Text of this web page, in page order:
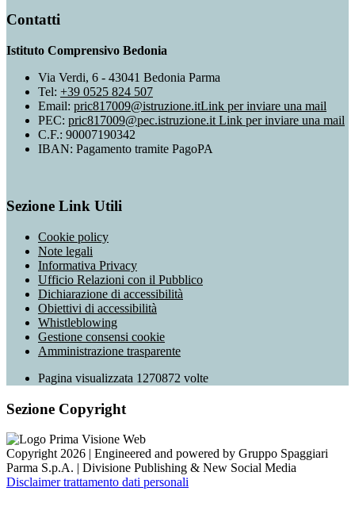
Contatti
Istituto Comprensivo Bedonia
Via Verdi, 6 - 43041 Bedonia Parma
Tel: +39 0525 824 507
Email: pric817009@istruzione.itLink per inviare una mail
PEC: pric817009@pec.istruzione.it Link per inviare una mail
C.F.: 90007190342
IBAN: Pagamento tramite PagoPA
Sezione Link Utili
Cookie policy
Note legali
Informativa Privacy
Ufficio Relazioni con il Pubblico
Dichiarazione di accessibilità
Obiettivi di accessibilità
Whistleblowing
Gestione consensi cookie
Amministrazione trasparente
Pagina visualizzata 1270872 volte
Sezione Copyright
Copyright 2026 | Engineered and powered by Gruppo Spaggiari
Parma S.p.A. | Divisione Publishing & New Social Media
Disclaimer trattamento dati personali